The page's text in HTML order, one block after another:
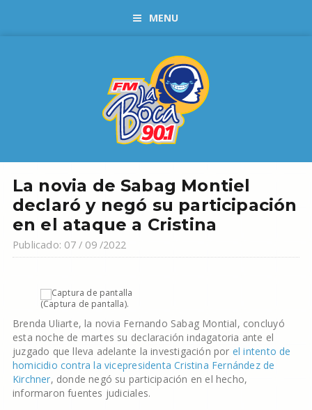
MENU
La novia de Sabag Montiel
declaró y negó su participación
en el ataque a Cristina
Publicado: 07 / 09 /2022
(Captura de pantalla).
Brenda Uliarte, la novia Fernando Sabag Montial, concluyó
esta noche de martes su declaración indagatoria ante el
juzgado que lleva adelante la investigación por el intento de
homicidio contra la vicepresidenta Cristina Fernández de
Kirchner, donde negó su participación en el hecho,
informaron fuentes judiciales.